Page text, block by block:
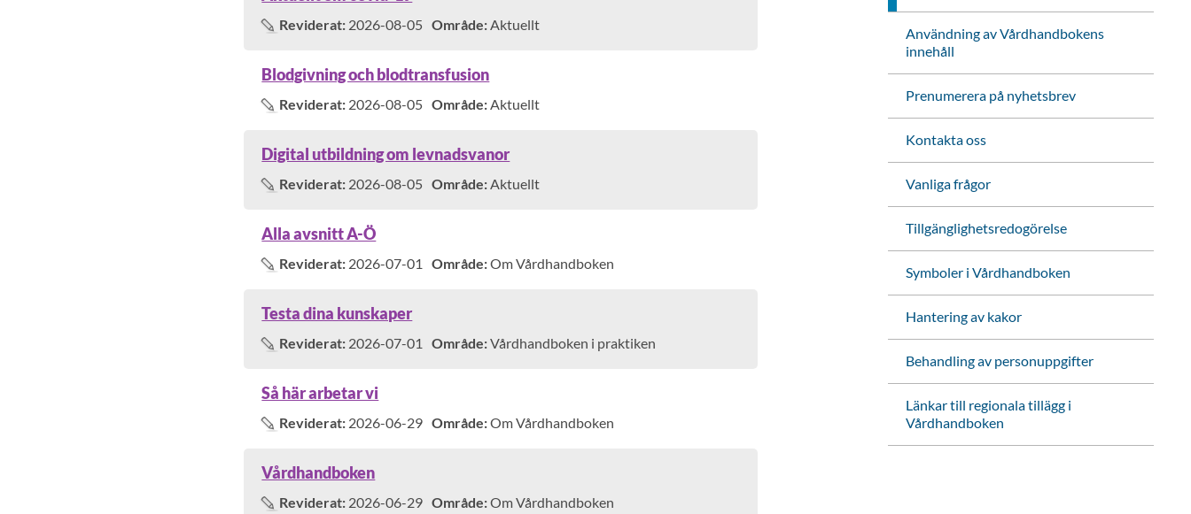
Reviderat: 2026-08-05 Område:Aktuellt
Blodgivning och blodtransfusion
Reviderat: 2026-08-05 Område:Aktuellt
Digital utbildning om levnadsvanor
Reviderat: 2026-08-05 Område:Aktuellt
Alla avsnitt A-Ö
Reviderat: 2026-07-01 Område:Om Vårdhandboken
Testa dina kunskaper
Reviderat: 2026-07-01 Område:Vårdhandboken i praktiken
Så här arbetar vi
Reviderat: 2026-06-29 Område:Om Vårdhandboken
Vårdhandboken
Reviderat: 2026-06-29 Område:Om Vårdhandboken
Användning av Vårdhandbokens
innehåll
Prenumerera på nyhetsbrev
Kontakta oss
Vanliga frågor
Tillgänglighetsredogörelse
Symboler i Vårdhandboken
Hantering av kakor
Behandling av personuppgifter
Länkar till regionala tillägg i
Vårdhandboken